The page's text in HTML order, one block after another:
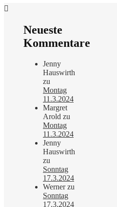
Neueste
Kommentare
Jenny
Hauswirth
zu
Montag
11.3.2024
Margret
Arold zu
Montag
11.3.2024
Jenny
Hauswirth
zu
Sonntag
17.3.2024
Wernerzu
Sonntag
17.3.2024